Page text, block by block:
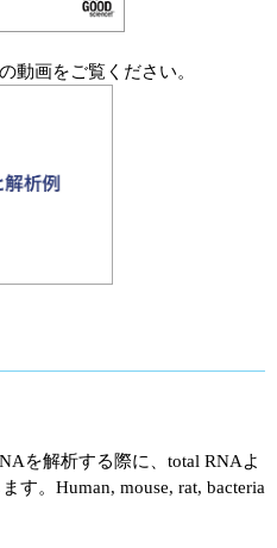
動画をご覧ください。
を解析する際に、total RNAよ
す。Human, mouse, rat, bacteria